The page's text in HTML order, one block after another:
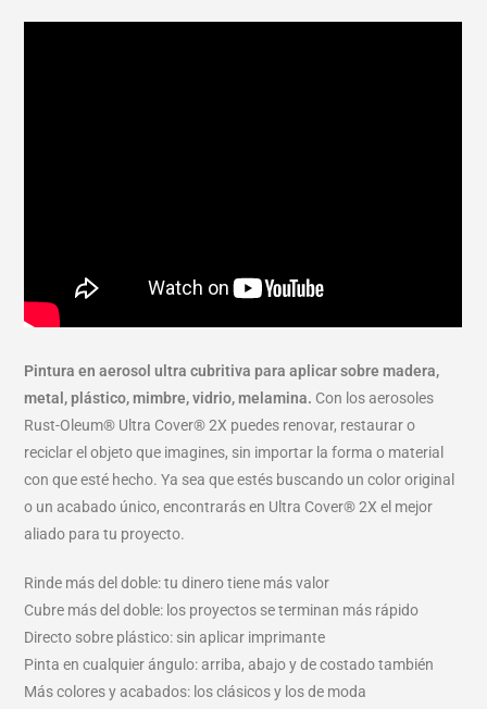
Pintura en aerosol ultra cubritiva para aplicar sobre madera,
metal, plástico, mimbre, vidrio, melamina. Con los aerosoles
Rust-Oleum® Ultra Cover® 2X puedes renovar, restaurar o
reciclar el objeto que imagines, sin importar la forma o material
con que esté hecho. Ya sea que estés buscando un color original
o un acabado único, encontrarás en Ultra Cover® 2X el mejor
aliado para tu proyecto.
Rinde más del doble: tu dinero tiene más valor
Cubre más del doble: los proyectos se terminan más rápido
Directo sobre plástico: sin aplicar imprimante
Pinta en cualquier ángulo: arriba, abajo y de costado también
Más colores y acabados: los clásicos y los de moda